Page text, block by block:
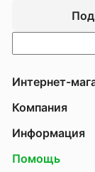
Интернет-
Компания
Информация
Помощь